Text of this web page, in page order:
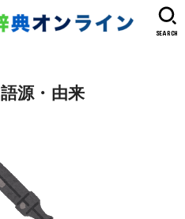
SEARCH
源・由来